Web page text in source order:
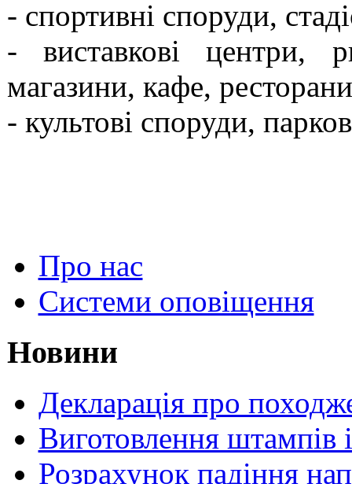
- спортивні споруди,
- виставкові центри,
магазини, кафе,
- культові споруди,
Про нас
Системи оповіщення
Новини
Декларація про
Виготовлення штампів
Розрахунок падіння